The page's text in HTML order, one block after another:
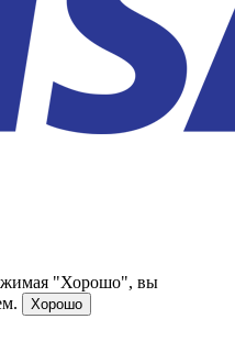
"Хорошо", вы
Хорошо